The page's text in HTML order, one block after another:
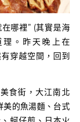
哪裡” (其實是海
。昨天晚上在
穿越空間，回到
食街，大江南北
美的魚湯麵、台式